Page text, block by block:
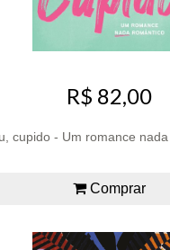
R$ 82,00
cupido - Um romance
Comprar